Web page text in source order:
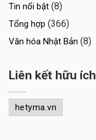
Tin nổi bật (8)
Tổng hợp (366)
Văn hóa Nhật Bản (8)
Liên kết hữu ích
hetyma.vn